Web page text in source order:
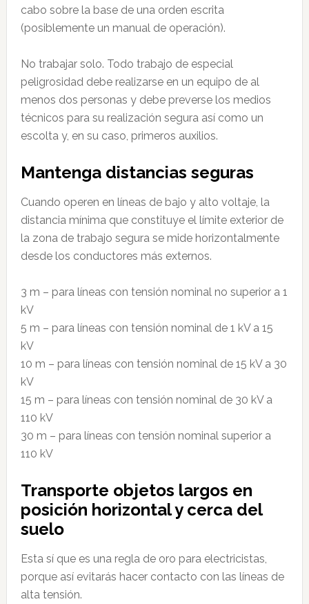
cabo sobre la base de una orden escrita
(posiblemente un manual de operación).
No trabajar solo. Todo trabajo de especial
peligrosidad debe realizarse en un equipo de al
menos dos personas y debe preverse los medios
técnicos para su realización segura así como un
escolta y, en su caso, primeros auxilios.
Mantenga distancias seguras
Cuando operen en líneas de bajo y alto voltaje, la
distancia mínima que constituye el límite exterior de
la zona de trabajo segura se mide horizontalmente
desde los conductores más externos.
3 m – para líneas con tensión nominal no superior a 1
kV
5 m – para líneas con tensión nominal de 1 kV a 15
kV
10 m – para líneas con tensión nominal de 15 kV a 30
kV
15 m – para líneas con tensión nominal de 30 kV a
110 kV
30 m – para líneas con tensión nominal superior a
110 kV
Transporte objetos largos en
posición horizontal y cerca del
suelo
Esta sí que es una regla de oro para electricistas,
porque así evitarás hacer contacto con las líneas de
alta tensión.